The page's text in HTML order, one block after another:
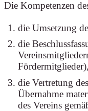
Die Kompetenzen
die Umsetzung
die
Fördermitglieder),
die Vertretung
Übernahme
des Vereins